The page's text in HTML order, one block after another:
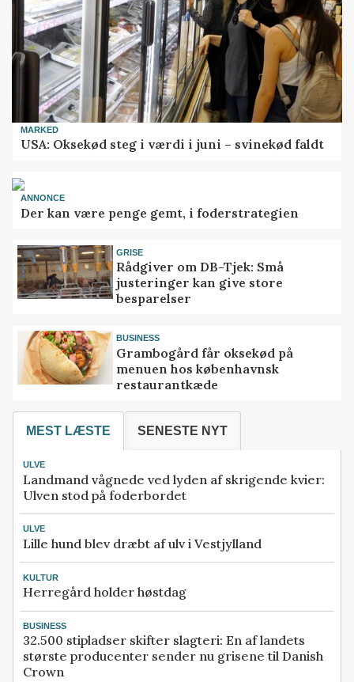
MARKED
USA: Oksekød steg i værdi i juni – svinekød faldt
ANNONCE
Der kan være penge gemt, i foderstrategien
GRISE
Rådgiver om DB-Tjek: Små
justeringer kan give store
besparelser
BUSINESS
Grambogård får oksekød på
menuen hos københavnsk
restaurantkæde
MEST LÆSTE SENESTE NYT
ULVE
Landmand vågnede ved lyden af skrigende kvier:
Ulven stod på foderbordet
ULVE
Lille hund blev dræbt af ulv i Vestjylland
KULTUR
Herregård holder høstdag
BUSINESS
32.500 stipladser skifter slagteri: En af landets
største producenter sender nu grisene til Danish
Crown